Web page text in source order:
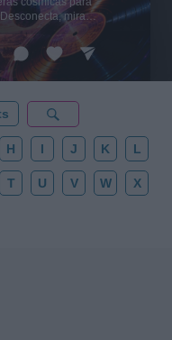
mira
cero. 💾 ¡Guarda
estrellada!
H I J K L
T U V W X